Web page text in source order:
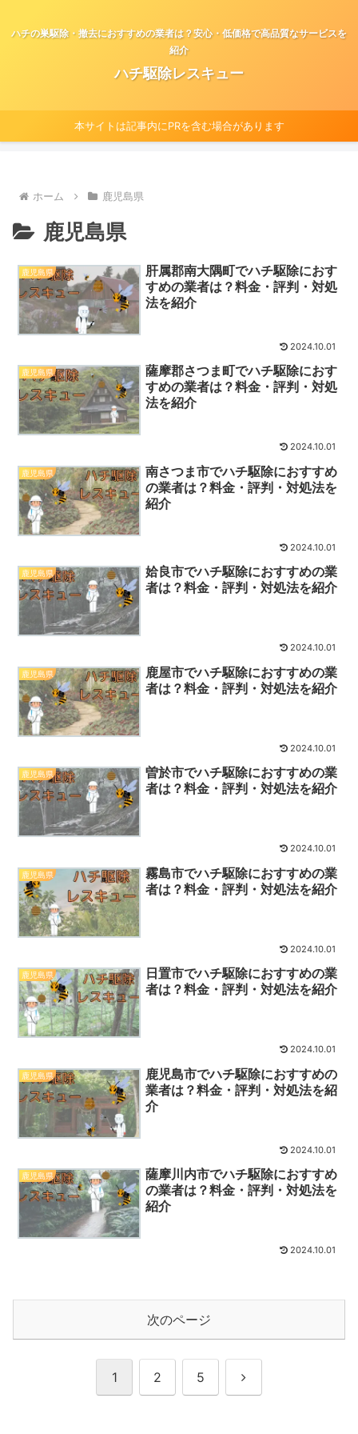
ハチの巣駆除・撤去におすすめの業者は？安心・低価格で高品質なサービスを
紹介
ハチ駆除レスキュー
本サイトは記事内にPRを含む場合があります
ホーム 鹿児島県
鹿児島県
鹿児島県
肝属郡南大隅町でハチ駆除におす
すめの業者は？料金・評判・対処
法を紹介
2024.10.01
鹿児島県
薩摩郡さつま町でハチ駆除におす
すめの業者は？料金・評判・対処
法を紹介
2024.10.01
鹿児島県
南さつま市でハチ駆除におすすめ
の業者は？料金・評判・対処法を
紹介
2024.10.01
鹿児島県
姶良市でハチ駆除におすすめの業
者は？料金・評判・対処法を紹介
2024.10.01
鹿児島県
鹿屋市でハチ駆除におすすめの業
者は？料金・評判・対処法を紹介
2024.10.01
鹿児島県
曽於市でハチ駆除におすすめの業
者は？料金・評判・対処法を紹介
2024.10.01
鹿児島県
霧島市でハチ駆除におすすめの業
者は？料金・評判・対処法を紹介
2024.10.01
鹿児島県
日置市でハチ駆除におすすめの業
者は？料金・評判・対処法を紹介
2024.10.01
鹿児島県
鹿児島市でハチ駆除におすすめの
業者は？料金・評判・対処法を紹
介
2024.10.01
鹿児島県
薩摩川内市でハチ駆除におすすめ
の業者は？料金・評判・対処法を
紹介
2024.10.01
次のページ
1 2 5 次